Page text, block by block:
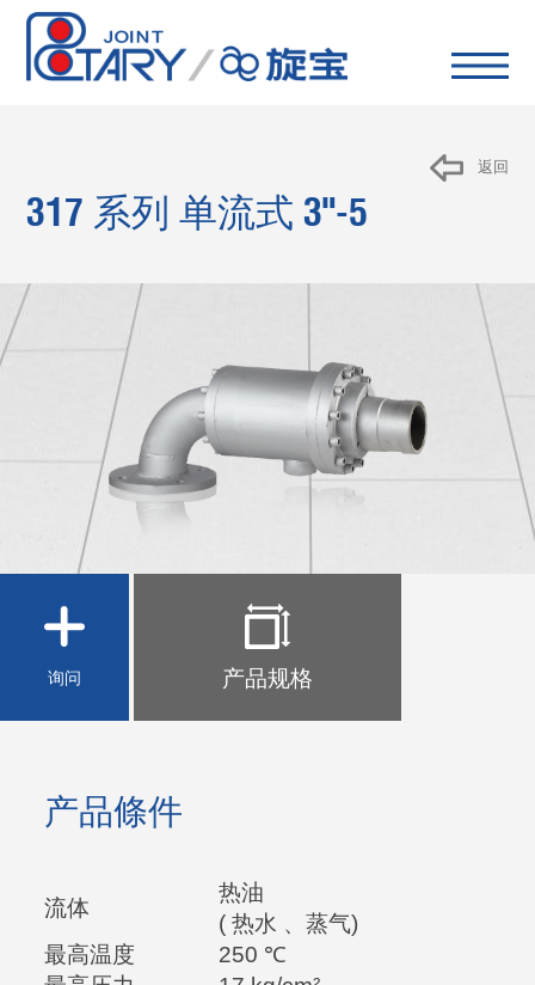
返回
317 系列 单流式3"-5
询问 产品规格
产品條件
流体
热油
( 热水 、蒸气)
最高温度
250 ℃